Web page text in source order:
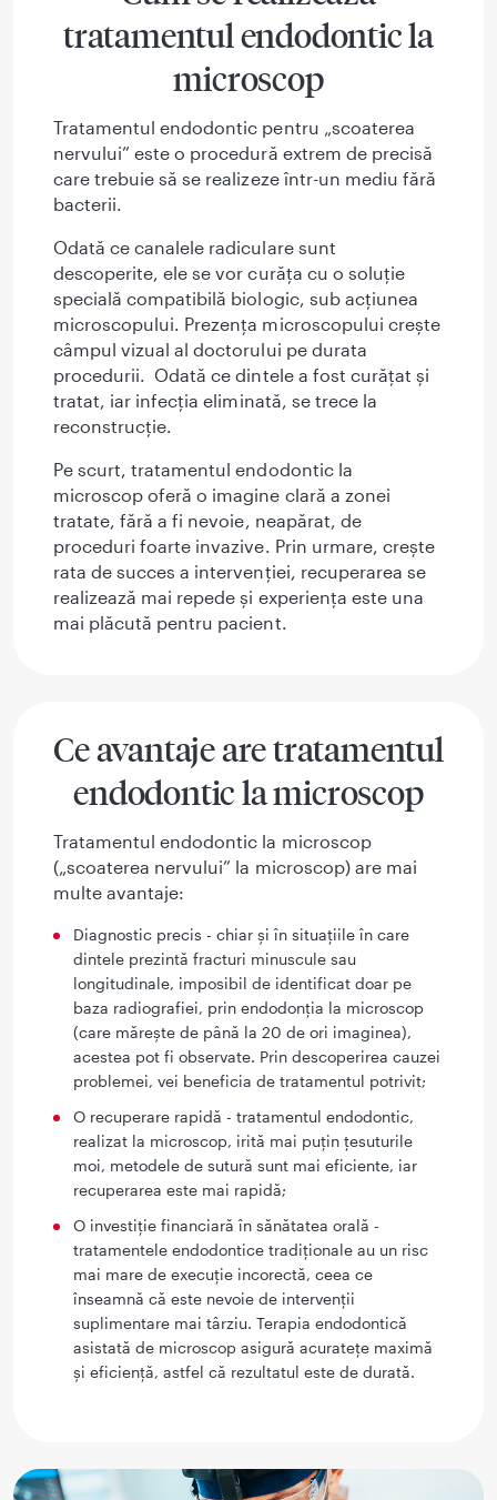
tratamentul endodontic la
microscop
Tratamentul endodontic pentru „scoaterea
nervului” este o procedură extrem de precisă
care trebuie să se realizeze într-un mediu fără
bacterii.
Odată ce canalele radiculare sunt
descoperite, ele se vor curăța cu o soluție
specială compatibilă biologic, sub acțiunea
microscopului. Prezența microscopului crește
câmpul vizual al doctorului pe durata
procedurii. Odată ce dintele a fost curățat și
tratat, iar infecția eliminată, se trece la
reconstrucție.
Pe scurt, tratamentul endodontic la
microscop oferă o imagine clară a zonei
tratate, fără a fi nevoie, neapărat, de
proceduri foarte invazive. Prin urmare, crește
rata de succes a intervenției, recuperarea se
realizează mai repede și experiența este una
mai plăcută pentru pacient.
Ce avantaje are tratamentul
endodontic la microscop
Tratamentul endodontic la microscop
(„scoaterea nervului” la microscop) are mai
multe avantaje:
Diagnostic precis - chiar și în situațiile în care
dintele prezintă fracturi minuscule sau
longitudinale, imposibil de identificat doar pe
baza radiografiei, prin endodonția la microscop
(care mărește de până la 20 de ori imaginea),
acestea pot fi observate. Prin descoperirea cauzei
problemei, vei beneficia de tratamentul potrivit;
O recuperare rapidă - tratamentul endodontic,
realizat la microscop, irită mai puțin țesuturile
moi, metodele de sutură sunt mai eficiente, iar
recuperarea este mai rapidă;
O investiție financiară în sănătatea orală -
tratamentele endodontice tradiționale au un risc
mai mare de execuție incorectă, ceea ce
înseamnă că este nevoie de intervenții
suplimentare mai târziu. Terapia endodontică
asistată de microscop asigură acuratețe maximă
și eficiență, astfel că rezultatul este de durată.